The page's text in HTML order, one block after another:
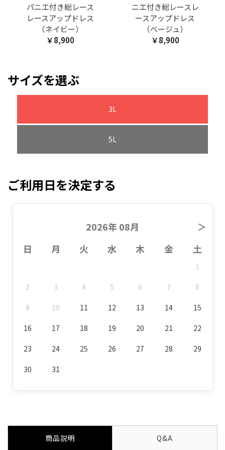
パニエ付き総レース
レースアップドレス
（ネイビー）
￥8,900
ニエ付き総レースレ
ースアップドレス
（ベージュ）
￥8,900
サイズを選ぶ
3L
5L
ご利用日を決定する
2026年 08月
＞
日
月 火 水 木 金 土
1
2 3 4 5 6 7 8
9 10 11 12 13 14 15
16 17 18 19 20 21 22
23 24 25 26 27 28 29
30 31
商品説明 Q&A